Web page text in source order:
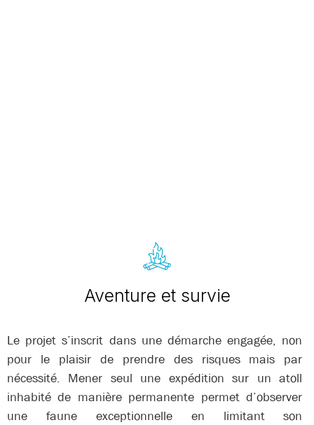
Aventure et survie
Le projet s’inscrit dans une démarche engagée, non
pour le plaisir de prendre des risques mais par
nécessité. Mener seul une expédition sur un atoll
inhabité de manière permanente permet d’observer
une faune exceptionnelle en limitant son